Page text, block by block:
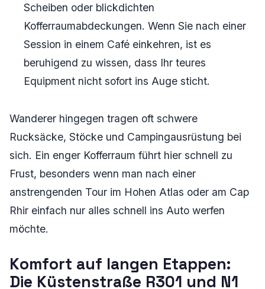
Scheiben oder blickdichten
Kofferraumabdeckungen. Wenn Sie nach einer
Session in einem Café einkehren, ist es
beruhigend zu wissen, dass Ihr teures
Equipment nicht sofort ins Auge sticht.
Wanderer hingegen tragen oft schwere
Rucksäcke, Stöcke und Campingausrüstung bei
sich. Ein enger Kofferraum führt hier schnell zu
Frust, besonders wenn man nach einer
anstrengenden Tour im Hohen Atlas oder am Cap
Rhir einfach nur alles schnell ins Auto werfen
möchte.
Komfort auf langen Etappen:
Die Küstenstraße R301 und N1